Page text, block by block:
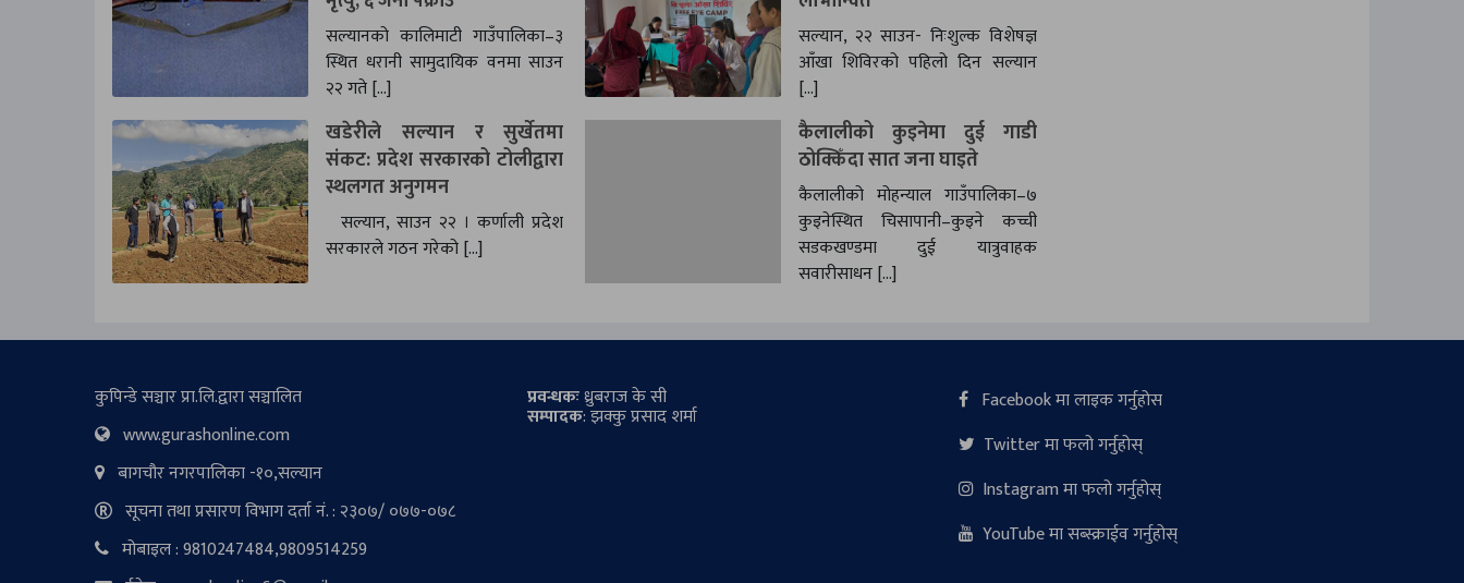
सल्यानको कालिमाटी गाउँपालिका–३
स्थित धरानी सामुदायिक वनमा साउन
२२ गते […]
सल्यान, २२ साउन- निःशुल्क विशेषज्ञ
आँखा शिविरको पहिलो दिन सल्यान
[…]
खडेरीले सल्यान र सुर्खेतमा
संकट: प्रदेश सरकारको टोलीद्वारा
स्थलगत अनुगमन
सल्यान, साउन २२ । कर्णाली प्रदेश
सरकारले गठन गरेको […]
कैलालीको कुइनेमा दुई गाडी
ठोक्किँदा सात जना घाइते
कैलालीको मोहन्याल गाउँपालिका–७
कुइनेस्थित चिसापानी–कुइने कच्ची
सडकखण्डमा दुई यात्रुवाहक
सवारीसाधन […]
कुपिन्डे सञ्चार प्रा.लि.द्वारा सञ्चालित
www.gurashonline.com
बागचौर नगरपालिका -१०,सल्यान
सूचना तथा प्रसारण विभाग दर्ता नं. : २३०७/ ०७७-०७८
मोबाइल : 9810247484,9809514259
प्रवन्धकःध्रुबराज के सी
सम्पादक: झक्कु प्रसाद शर्मा
Facebook मा लाइक गर्नुहोस
Twitter मा फलो गर्नुहोस्
Instagram मा फलो गर्नुहोस्
YouTube मा सब्स्क्राईव गर्नुहोस्